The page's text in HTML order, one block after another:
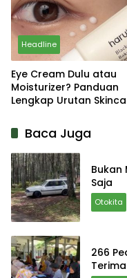
Headline
Eye Cream Dulu atau
Moisturizer? Panduan
Lengkap Urutan
Baca Juga
Bukan
Saja
Otokita
266